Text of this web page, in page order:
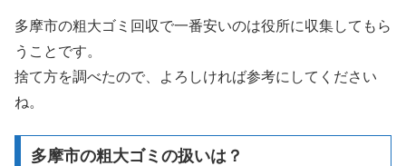
多摩市の粗大ゴミ回収で一番安いのは役所に収集してもら
うことです。
捨て方を調べたので、よろしければ参考にしてください
ね。
多摩市の粗大ゴミの扱いは？